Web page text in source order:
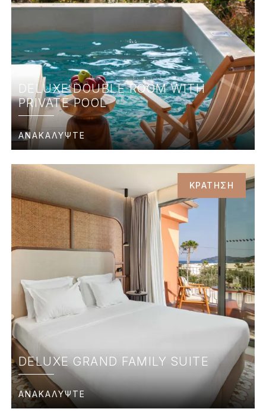
DELUXE DOUBLE ROOM WITH
PRIVATE POOL
ΑΝΑΚΑΛΥΨΤΕ
ΚΡΑΤΗΣΗ
DELUXE GRAND FAMILY SUITE
ΑΝΑΚΑΛΥΨΤΕ